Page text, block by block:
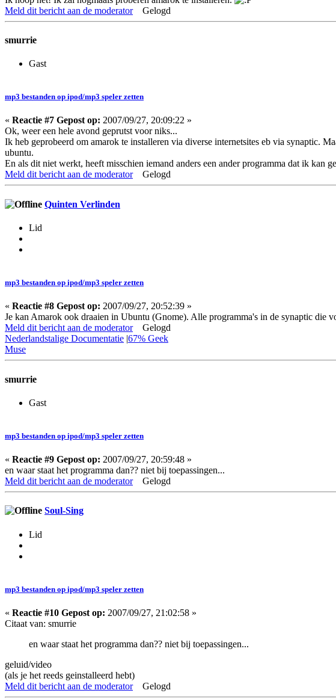
Meld dit bericht aan de moderator
Gelogd
smurrie
Gast
mp3 bestanden op ipod/mp3 speler zetten
« Reactie #7 Gepost op: 2007/09/27, 20:09:22 »
Ok, weer een hele avond geprutst voor niks...
Ik heb geprobeerd om amarok te installeren via diverse internetsites eb via synaptic.
ubuntu.
En als dit niet werkt, heeft misschien iemand anders een ander programma dat ik kan
Meld dit bericht aan de moderator
Gelogd
Quinten Verlinden
Lid
mp3 bestanden op ipod/mp3 speler zetten
« Reactie #8 Gepost op: 2007/09/27, 20:52:39 »
Je kan Amarok ook draaien in Ubuntu (Gnome). Alle programma's in de synaptic
Meld dit bericht aan de moderator
Gelogd
Nederlandstalige Documentatie |67% Geek
Muse
smurrie
Gast
mp3 bestanden op ipod/mp3 speler zetten
« Reactie #9 Gepost op: 2007/09/27, 20:59:48 »
en waar staat het programma dan?? niet bij toepassingen...
Meld dit bericht aan de moderator
Gelogd
Soul-Sing
Lid
mp3 bestanden op ipod/mp3 speler zetten
« Reactie #10 Gepost op: 2007/09/27, 21:02:58 »
Citaat van: smurrie
en waar staat het programma dan?? niet bij toepassingen...
geluid/video
(als je het reeds geinstalleerd hebt)
Meld dit bericht aan de moderator
Gelogd